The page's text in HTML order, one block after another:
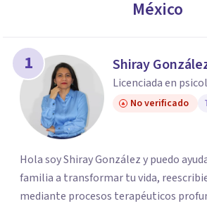
México
1 Shiray
Licenciada en
No verificado
Hola soy Shiray González y puedo
familia a transformar tu vida,
mediante procesos terapéuticos